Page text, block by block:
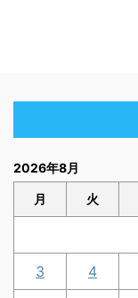
2026年8月
月 火
3 4